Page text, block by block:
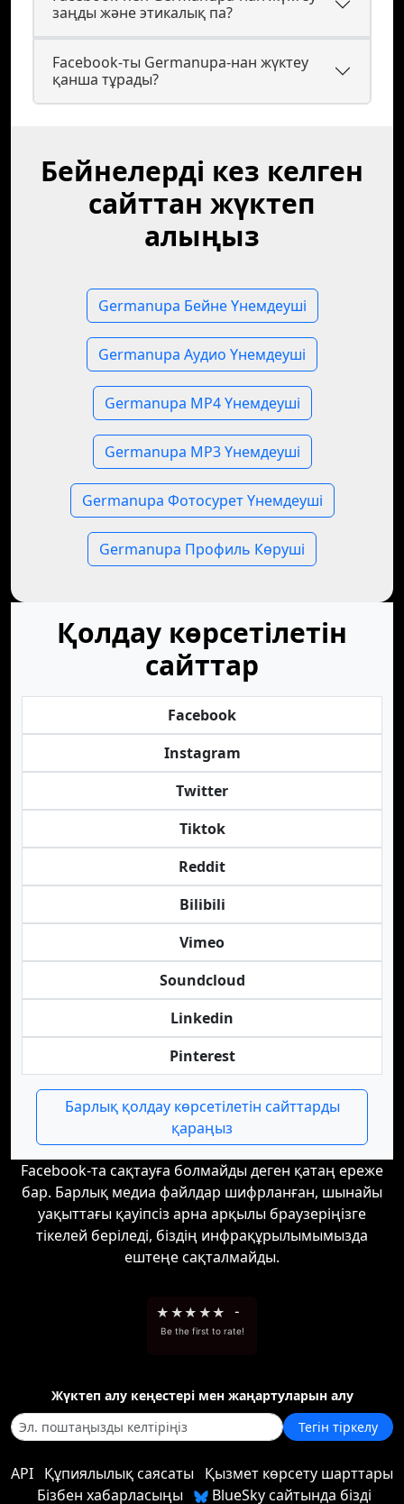
заңды және этикалық па?
Facebook-ты Germanupa-нан жүктеу
қанша тұрады?
Бейнелерді кез келген
сайттан жүктеп
алыңыз
Germanupa Бейне Үнемдеуші
Germanupa Аудио Үнемдеуші
Germanupa MP4 Үнемдеуші
Germanupa MP3 Үнемдеуші
Germanupa Фотосурет Үнемдеуші
Germanupa Профиль Көруші
Қолдау көрсетілетін
сайттар
Facebook
Instagram
Twitter
Tiktok
Reddit
Bilibili
Vimeo
Soundcloud
Linkedin
Pinterest
Барлық қолдау көрсетілетін сайттарды
қараңыз
Facebook-та сақтауға болмайды деген қатаң ереже
бар. Барлық медиа файлдар шифрланған, шынайы
уақыттағы қауіпсіз арна арқылы браузеріңізге
тікелей беріледі, біздің инфрақұрылымымызда
ештеңе сақталмайды.
★ ★★ ★★ -
Be the first to rate!
Жүктеп алу кеңестері мен жаңартуларын алу
Тегін тіркелу
API Құпиялылық саясаты Қызмет көрсету шарттары
Бізбен хабарласыңы
BlueSky сайтында бізді